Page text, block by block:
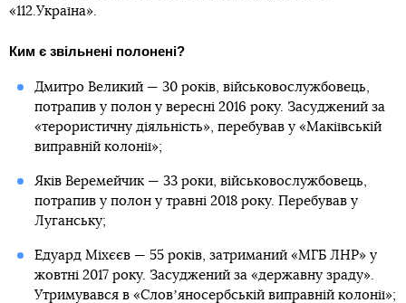
«112.Україна».
Ким є звільнені полонені?
Дмитро Великий — 30 років, військовослужбовець,
потрапив у полон у вересні 2016 року. Засуджений за
«терористичну діяльність», перебував у «Макіївській
виправній колонії»;
Яків Веремейчик — 33 роки, військовослужбовець,
потрапив у полон у травні 2018 року. Перебував у
Луганську;
Едуард Міхєєв — 55 років, затриманий «МГБ ЛНР» у
жовтні 2017 року. Засуджений за «державну зраду».
Утримувався в «Словʼяносербській виправній колонії»;